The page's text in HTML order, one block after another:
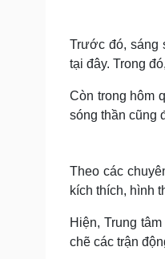
Trước đó, sáng
tại đây. Trong
Còn trong hôm
sóng thần cũng
Theo các
kích thích, hình
Hiện, Trung
chẽ các trận